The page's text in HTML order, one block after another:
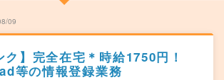
09
ク】完全在宅＊時給1750円！
等の情報登録業務